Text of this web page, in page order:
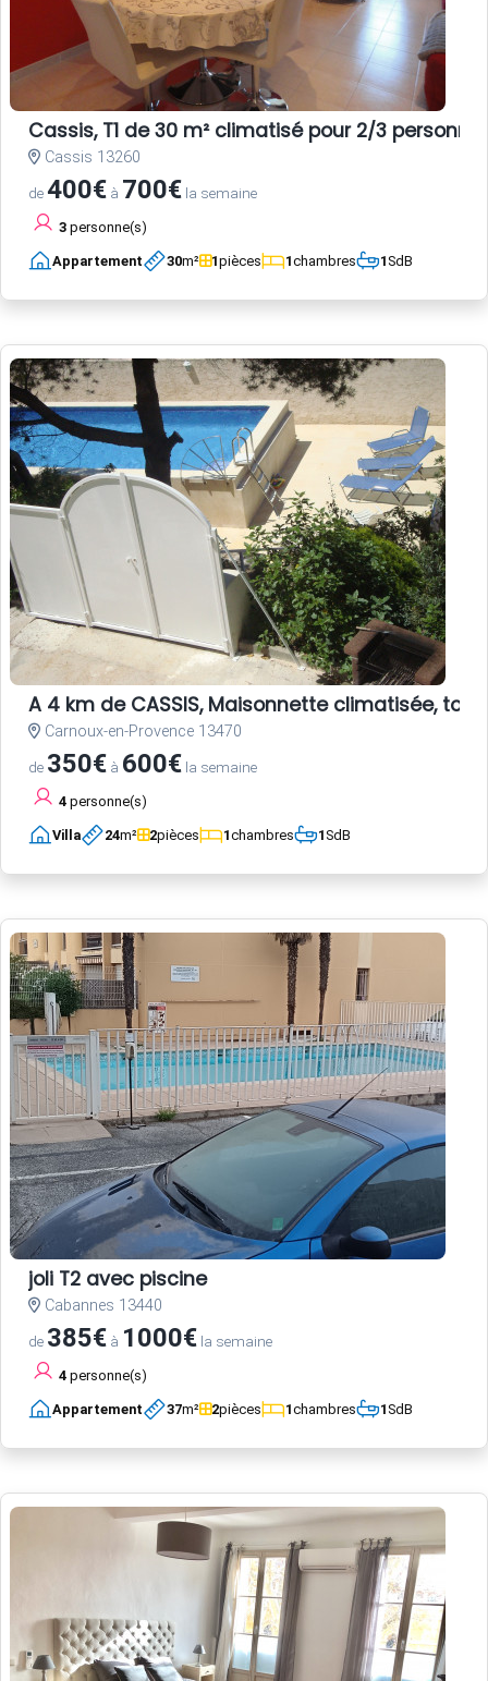
Cassis, T1 de 30 m² climatisé pour 2/3
Cassis 13260
de400€ à 700€ la semaine
3 personne(s)
Appartement 30m² 1pièces 1chambres 1SdB
A 4 km de CASSIS, Maisonnette climatisée,
Carnoux-en-Provence 13470
de 350€ à 600€ la semaine
4 personne(s)
Villa 24m² 2pièces 1chambres 1SdB
joli T2 avec piscine
Cabannes 13440
de 385€ à 1000€ la semaine
4 personne(s)
Appartement 37m² 2pièces 1chambres 1SdB